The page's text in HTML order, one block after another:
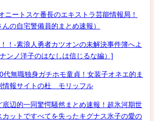
ニートスケ番長のエキストラ芸能情報局！
んの自宅警備員的まとめ速報）
！-素浪人勇者カツオンの未解決事件簿へよ
ンノ洋子のはなしは信じるな編）]
職独身ガチホモ童貞！女装子オネエ的ま
情報サイトの杜 モリッフル
底辺的一同驚愕騒然まとめ速報！超氷河期世
カットですべてを失ったキグナス氷子の愛の